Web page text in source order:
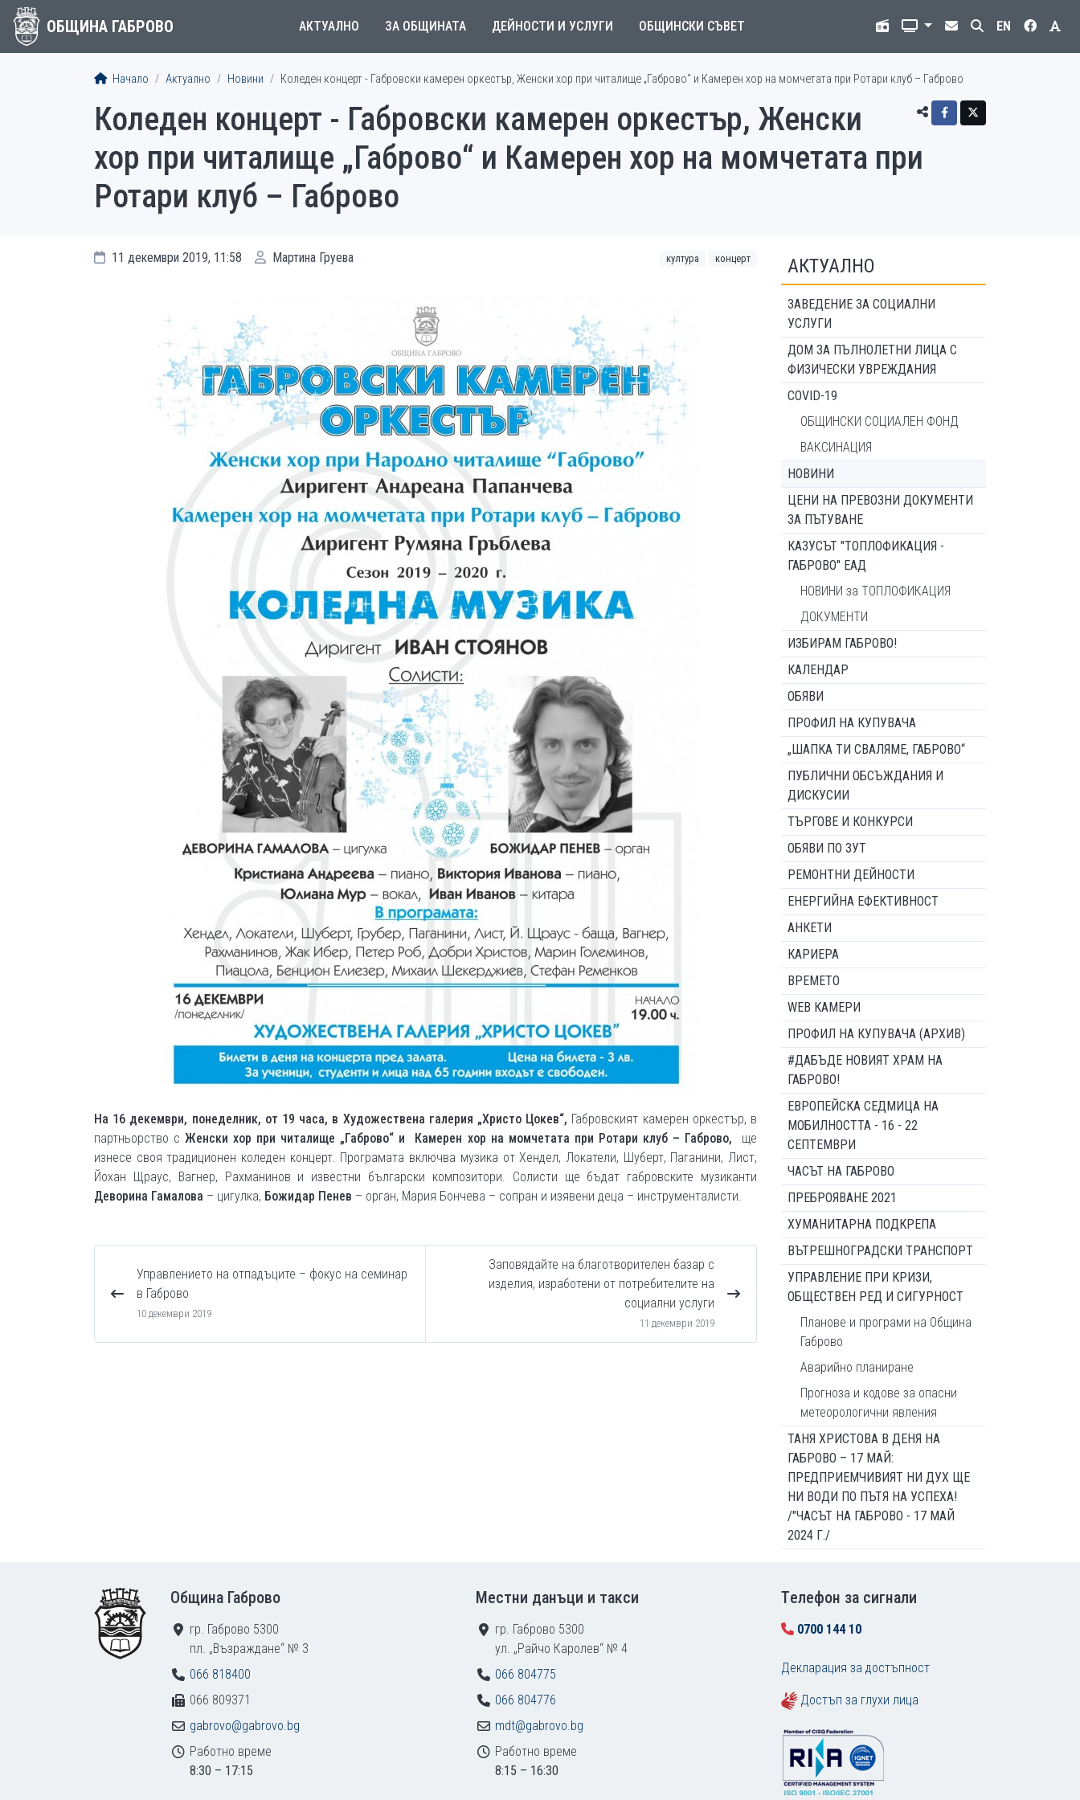
ОБЩИНА ГАБРОВО АКТУАЛНО ЗА ОБЩИНАТА ДЕЙНОСТИ И УСЛУГИ ОБЩИНСКИ СЪВЕТ EN
Начало Актуално Новини Коледен концерт - Габровски камерен оркестър, Женски хор при читалище „Габрово“ и Камерен хор на момчетата при Ротари клуб – Габрово
Коледен концерт - Габровски камерен оркестър, Женски
хор при читалище „Габрово“ и Камерен хор на момчетата при
Ротари клуб – Габрово
11 декември 2019, 11:58 Мартина Груева култура концерт
На 16 декември, понеделник, от 19 часа, в Художествена галерия „Христо Цокев“, Габровският камерен оркестър, в
партньорство сЖенски хор при читалище „Габрово“ и Камерен хор на момчетата при Ротари клуб – Габрово, ще
изнесе своя традиционен коледен концерт. Програмата включва музика от Хендел, Локатели, Шуберт, Паганини, Лист,
Йохан Щраус, Вагнер, Рахманинов и известни български композитори. Солисти ще бъдат габровските музиканти
Деворина Гамалова – цигулка, Божидар Пенев – орган, Мария Бончева – сопран и изявени деца – инструменталисти.
Управлението на отпадъците – фокус на семинар
в Габрово
10 декември 2019
Заповядайте на благотворителен базар с
изделия, изработени от потребителите на
социални услуги
11 декември 2019
АКТУАЛНО
ЗАВЕДЕНИЕ ЗА СОЦИАЛНИ
УСЛУГИ
ДОМ ЗА ПЪЛНОЛЕТНИ ЛИЦА С
ФИЗИЧЕСКИ УВРЕЖДАНИЯ
COVID-19
ОБЩИНСКИ СОЦИАЛЕН ФОНД
ВАКСИНАЦИЯ
НОВИНИ
ЦЕНИ НА ПРЕВОЗНИ ДОКУМЕНТИ
ЗА ПЪТУВАНЕ
КАЗУСЪТ "ТОПЛОФИКАЦИЯ -
ГАБРОВО" ЕАД
НОВИНИ за ТОПЛОФИКАЦИЯ
ДОКУМЕНТИ
ИЗБИРАМ ГАБРОВО!
КАЛЕНДАР
ОБЯВИ
ПРОФИЛ НА КУПУВАЧА
„ШАПКА ТИ СВАЛЯМЕ, ГАБРОВО“
ПУБЛИЧНИ ОБСЪЖДАНИЯ И
ДИСКУСИИ
ТЪРГОВЕ И КОНКУРСИ
ОБЯВИ ПО ЗУТ
РЕМОНТНИ ДЕЙНОСТИ
ЕНЕРГИЙНА ЕФЕКТИВНОСТ
АНКЕТИ
КАРИЕРА
ВРЕМЕТО
WEB КАМЕРИ
ПРОФИЛ НА КУПУВАЧА (АРХИВ)
#ДАБЪДЕ НОВИЯТ ХРАМ НА
ГАБРОВО!
ЕВРОПЕЙСКА СЕДМИЦА НА
МОБИЛНОСТТА - 16 - 22
СЕПТЕМВРИ
ЧАСЪТ НА ГАБРОВО
ПРЕБРОЯВАНЕ 2021
ХУМАНИТАРНА ПОДКРЕПА
ВЪТРЕШНОГРАДСКИ ТРАНСПОРТ
УПРАВЛЕНИЕ ПРИ КРИЗИ,
ОБЩЕСТВЕН РЕД И СИГУРНОСТ
Планове и програми на Община
Габрово
Аварийно планиране
Прогноза и кодове за опасни
метеорологични явления
ТАНЯ ХРИСТОВА В ДЕНЯ НА
ГАБРОВО – 17 МАЙ:
ПРЕДПРИЕМЧИВИЯТ НИ ДУХ ЩЕ
НИ ВОДИ ПО ПЪТЯ НА УСПЕХА!
/"ЧАСЪТ НА ГАБРОВО - 17 МАЙ
2024 Г./
Община Габрово
гр. Габрово 5300
пл. „Възраждане“ № 3
066 818400
066 809371
gabrovo@gabrovo.bg
Работно време
8:30 – 17:15
Местни данъци и такси
гр. Габрово 5300
ул. „Райчо Каролев“ № 4
066 804775
066 804776
mdt@gabrovo.bg
Работно време
8:15 – 16:30
Tелефон за сигнали
0700 144 10
Декларация за достъпност
Достъп за глухи лица